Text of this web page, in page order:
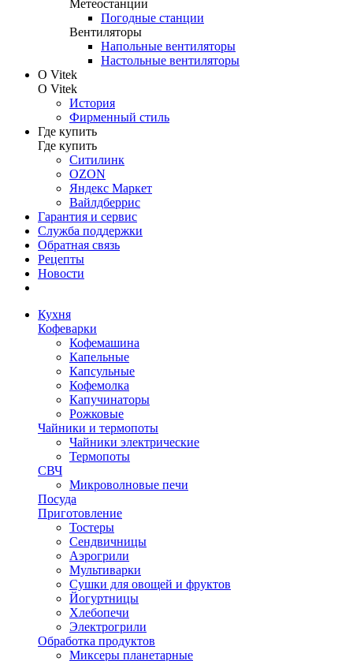
Метеостанции
Погодные станции
Вентиляторы
Напольные вентиляторы
Настольные вентиляторы
О Vitek
О Vitek
История
Фирменный стиль
Где купить
Где купить
Ситилинк
OZON
Яндекс Маркет
Вайлдберрис
Гарантия и сервис
Служба поддержки
Обратная связь
Рецепты
Новости
Кухня
Кофеварки
Кофемашина
Капельные
Капсульные
Кофемолка
Капучинаторы
Рожковые
Чайники и термопоты
Чайники электрические
Термопоты
СВЧ
Микроволновые печи
Посуда
Приготовление
Тостеры
Сендвичницы
Аэрогрили
Мультиварки
Сушки для овощей и фруктов
Йогуртницы
Хлебопечи
Электрогрили
Обработка продуктов
Миксеры планетарные